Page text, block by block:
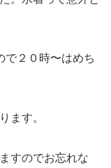
で２０時〜はめち
ます。
すのでお忘れな